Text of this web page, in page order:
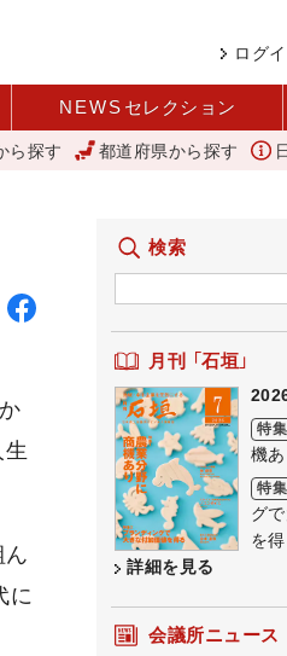
ログ
NEWS セレクション
当たり売上高2.1億円に 中企庁
ら探す 都道府県から探す
生
ん
に
検索
月刊 「石垣」
特
機あ
特
グ
を
詳細を見る
会議所ニュース